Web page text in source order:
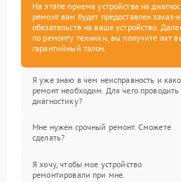
На этапе приема устройства на
ремонт вам будет предоставлен
обязательств на ваше устройство.
по ремонту техники, вы получите акт
гарантийный талон.
Я уже знаю в чем неисправность и
ремонт необходим. Для чего проводить
диагностику?
Мне нужен срочный ремонт. Сможете
сделать?
Я хочу, чтобы мое устройство
ремонтировали при мне.